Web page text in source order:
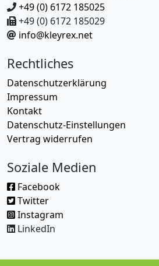
+49 (0) 6172 185025
+49 (0) 6172 185029
info@kleyrex.net
Rechtliches
Datenschutzerklärung
Impressum
Kontakt
Datenschutz-Einstellungen
Vertrag widerrufen
Soziale Medien
Facebook
Twitter
Instagram
LinkedIn